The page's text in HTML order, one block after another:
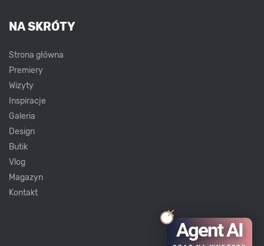
NA SKRÓTY
Strona główna
Premiery
Wizyty
Inspiracje
Galeria
Design
Butik
Vlog
Magazyn
Kontakt
Agent AI